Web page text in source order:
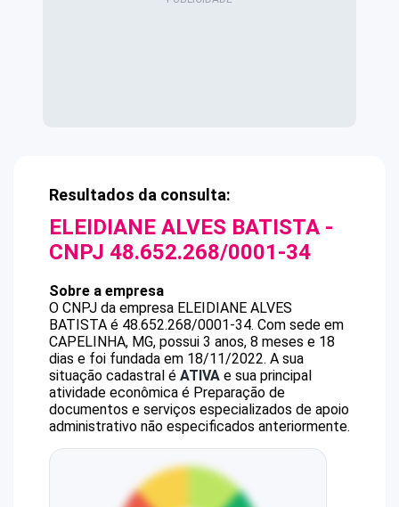
Resultados da consulta:
ELEIDIANE ALVES BATISTA -
CNPJ 48.652.268/0001-34
Sobre a empresa
O CNPJ da empresa ELEIDIANE ALVES
BATISTA é 48.652.268/0001-34. Com sede em
CAPELINHA, MG, possui 3 anos, 8 meses e 18
dias e foi fundada em 18/11/2022. A sua
situação cadastral é ATIVA e sua principal
atividade econômica é Preparação de
documentos e serviços especializados de apoio
administrativo não especificados anteriormente.